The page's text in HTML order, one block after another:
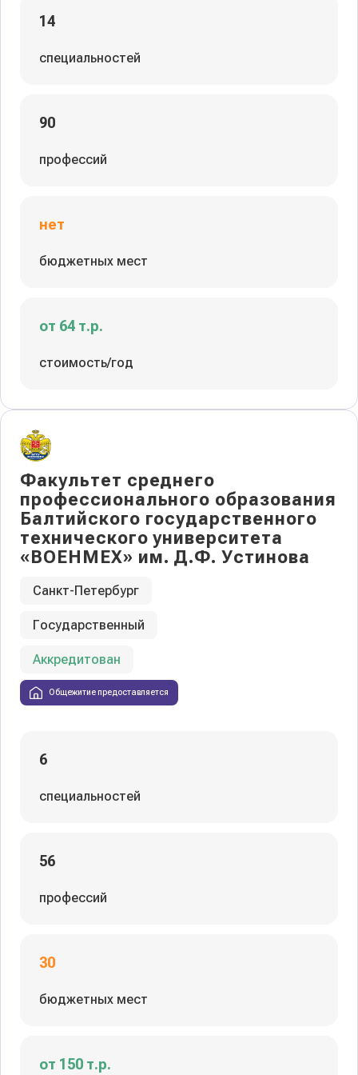
14
специальностей
90
профессий
нет
бюджетных мест
от 64 т.р.
стоимость/год
Факультет среднего
профессионального образования
Балтийского государственного
технического университета
«ВОЕНМЕХ» им. Д.Ф. Устинова
Санкт-Петербург
Государственный
Аккредитован
Общежитие предоставляется
6
специальностей
56
профессий
30
бюджетных мест
от 150 т.р.